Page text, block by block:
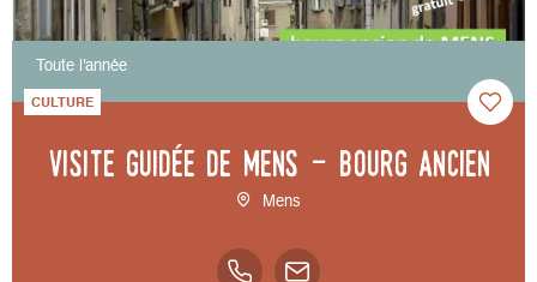
Toute l'année
CULTURE
Visite guidée de Mens - bourg ancien
Mens